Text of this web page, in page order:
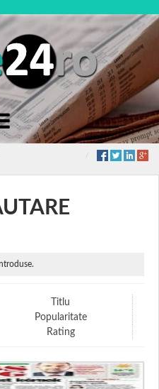
Titlu
Popularitate
Rating